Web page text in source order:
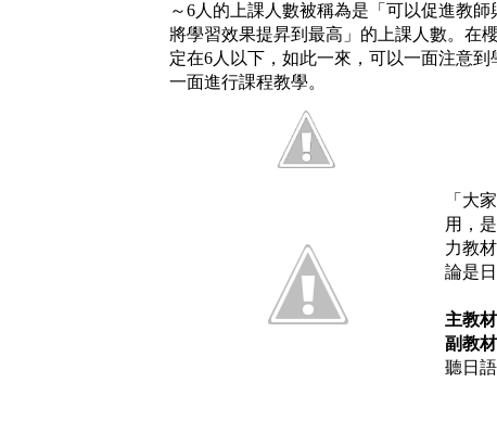
～6人的上課人數被稱為是「可以促進教師
將學習效果提昇到最高」的上課人數。在
定在6人以下，如此一來，可以一面注意到
一面進行課程教學。
「大
用，
力教
論是
主教材
副教材
聽日